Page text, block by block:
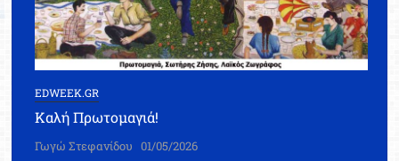
EDWEEK.GR
Καλή Πρωτομαγιά!
Γωγώ Στεφανίδου 01/05/2026